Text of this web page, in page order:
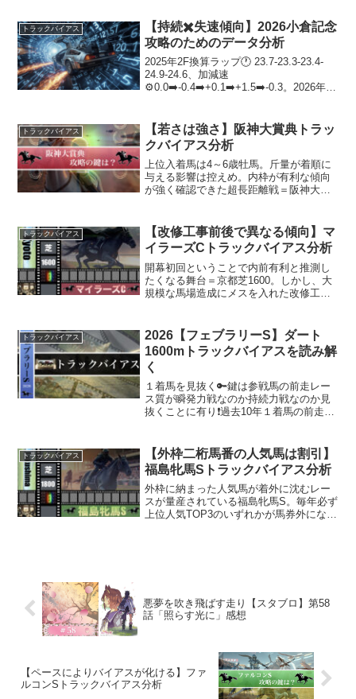
トラックバイアス
【持続✖️失速傾向】2026小倉記念
攻略のためのデータ分析
2025年2F換算ラップ🕐 23.7-23.3-23.4-
24.9-24.6、加減速
⚙️0.0➡️-0.4➡️+0.1➡️+1.5➡️-0.3。2026年と
っ...
トラックバイアス
【若さは強さ】阪神大賞典トラッ
クバイアス分析
上位入着馬は4～6歳牡馬。斤量が着順に
与える影響は控えめ。内枠が有利な傾向
が強く確認できた超長距離戦＝阪神大賞
有利を獲得できる模様。おはようござい
ます。「フィルム＆プレ...
トラックバイアス
【改修工事前後で異なる傾向】マ
イラーズCトラックバイアス分析
開幕初回ということで内前有利と推測し
たくなる舞台＝京都芝1600。しかし、大
規模な馬場造成にメスを入れた改修工事
が鳴りを潜め、内外フラットと解釈でき
る領域にシフトし...
トラックバイアス
2026【フェブラリーS】ダート
1600mトラックバイアスを読み解
く
１着馬を見抜く🔑鍵は参戦馬の前走レー
ス質が瞬発力戦なのか持続力戦なのか見
抜くことに有り❗️過去10年１着馬の前走レ
トラックバイアス
【外枠二桁馬番の人気馬は割引】
福島牝馬Sトラックバイアス分析
外枠に納まった人気馬が着外に沈むレー
スが量産されている福島牝馬S。毎年必ず
上位人気TOP3のいずれかが馬券外になる
悪夢を吹き飛ばす走り【スタブロ】第58
話「照らす光に」感想
【ペースによりバイアスが化ける】ファ
ルコンSトラックバイアス分析